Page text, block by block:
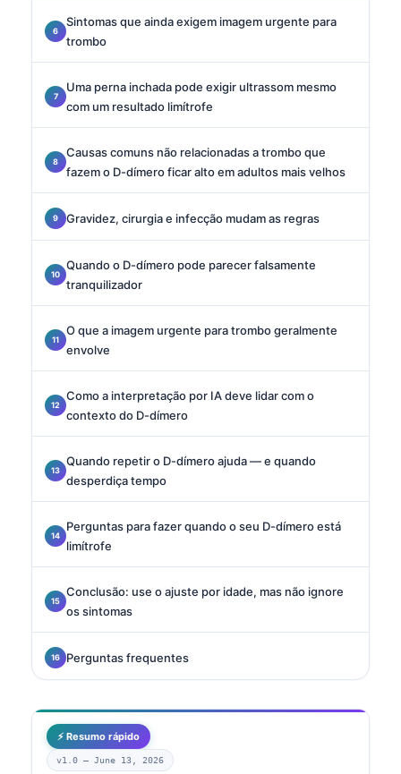
Sintomas que ainda exigem imagem urgente para
trombo
Uma perna inchada pode exigir ultrassom mesmo
com um resultado limítrofe
Causas comuns não relacionadas a trombo que
fazem o D-dímero ficar alto em adultos mais velhos
Gravidez, cirurgia e infecção mudam as regras
Quando o D-dímero pode parecer falsamente
tranquilizador
O que a imagem urgente para trombo geralmente
envolve
Como a interpretação por IA deve lidar com o
contexto do D-dímero
Quando repetir o D-dímero ajuda — e quando
desperdiça tempo
Perguntas para fazer quando o seu D-dímero está
limítrofe
Conclusão: use o ajuste por idade, mas não ignore
os sintomas
Perguntas frequentes
⚡ Resumo rápido
v1.0 — June 13, 2026